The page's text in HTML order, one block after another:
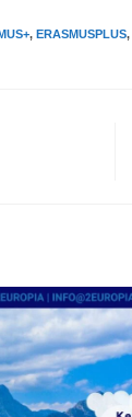
, ERASMUSPLUS,